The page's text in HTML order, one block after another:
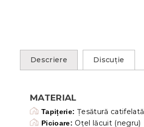
Descriere Discuţie
MATERIAL
Tapițerie: Țesătură catifelată
Picioare: Oțel lăcuit (negru)